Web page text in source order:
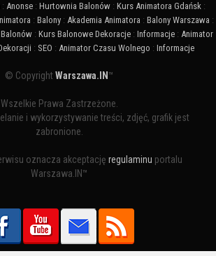
: Anonse : Hurtownia Balonów : Kurs Animatora Gdańsk :
: Balony : Akademia Animatora : Balony Warszawa :
: Kurs Balonowe Dekoracje : Informacje : Animator
: SEO : Animator Czasu Wolnego : Informacje
© CopyrightWarszawa.IN ™
Wszelkie Prawa Zastrzeżone.
i wykorzystywanie treści, zdjęć, grafik jest
zabronione.
oznacza akceptację regulaminu portalu
Warszawa.IN™